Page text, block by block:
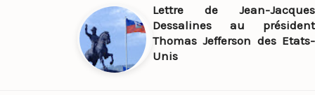
Lettre de Jean-Jacques
Dessalines au président
Thomas Jefferson des Etats-
Unis